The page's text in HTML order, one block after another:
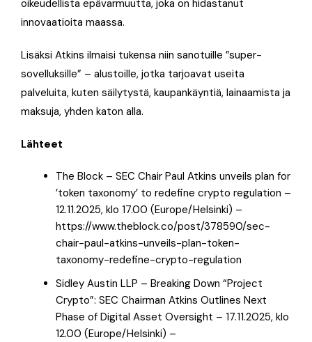
oikeudellista epävarmuutta, joka on hidastanut
innovaatioita maassa.
Lisäksi Atkins ilmaisi tukensa niin sanotuille ”super-
sovelluksille” – alustoille, jotka tarjoavat useita
palveluita, kuten säilytystä, kaupankäyntiä, lainaamista ja
maksuja, yhden katon alla.
Lähteet
The Block – SEC Chair Paul Atkins unveils plan for
’token taxonomy’ to redefine crypto regulation –
12.11.2025, klo 17.00 (Europe/Helsinki) –
https://www.theblock.co/post/378590/sec-
chair-paul-atkins-unveils-plan-token-
taxonomy-redefine-crypto-regulation
Sidley Austin LLP – Breaking Down “Project
Crypto”: SEC Chairman Atkins Outlines Next
Phase of Digital Asset Oversight – 17.11.2025, klo
12.00 (Europe/Helsinki) –